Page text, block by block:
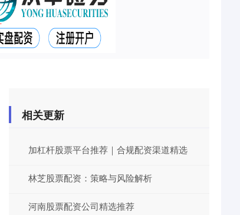
相关更新
加杠杆股票平台推荐｜合规配资渠道精选
林芝股票配资：策略与风险解析
河南股票配资公司精选推荐